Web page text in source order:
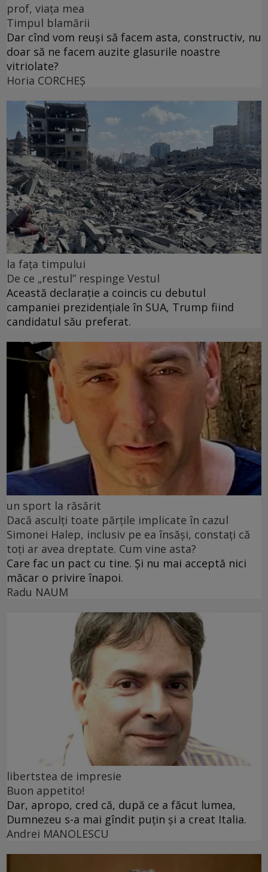
prof, viața mea
Timpul blamării
Dar cînd vom reuși să facem asta, constructiv, nu
doar să ne facem auzite glasurile noastre
vitriolate?
Horia CORCHEŞ
la fața timpului
De ce „restul” respinge Vestul
Această declarație a coincis cu debutul
campaniei prezidențiale în SUA, Trump fiind
candidatul său preferat.
un sport la răsărit
Dacă asculți toate părțile implicate în cazul
Simonei Halep, inclusiv pe ea însăși, constați că
toți ar avea dreptate. Cum vine asta?
Care fac un pact cu tine. Și nu mai acceptă nici
măcar o privire înapoi.
Radu NAUM
libertstea de impresie
Buon appetito!
Dar, apropo, cred că, după ce a făcut lumea,
Dumnezeu s-a mai gîndit puțin și a creat Italia.
Andrei MANOLESCU